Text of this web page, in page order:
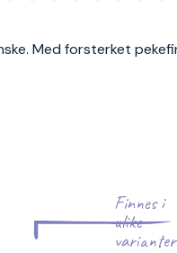
Med forsterket
Finnes i
ulike
varianter